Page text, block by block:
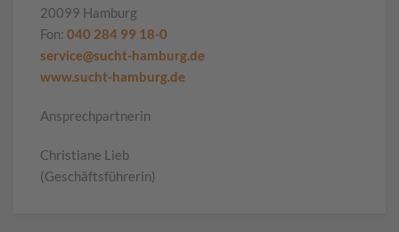
20099 Hamburg
Fon: 040 284 99 18-0
service@sucht-hamburg.de
www.sucht-hamburg.de
Ansprechpartnerin
Christiane Lieb
(Geschäftsführerin)